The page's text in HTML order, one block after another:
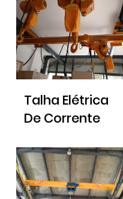
Talha Elétrica
De Corrente